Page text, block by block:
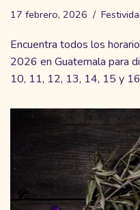
17 febrero, 2026
Encuentra todos los
2026 en Guatemala para
10, 11, 12, 13, 14, 15 y